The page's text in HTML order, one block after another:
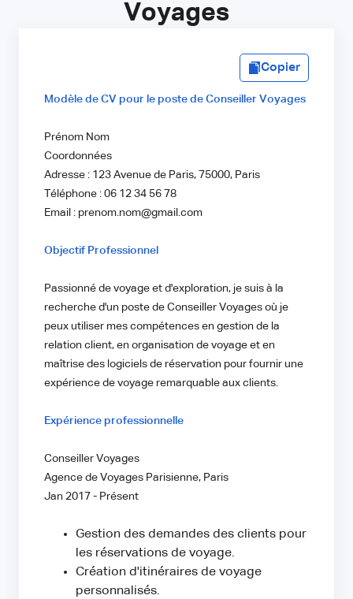
Voyages
Copier
Modèle de CV pour le poste de Conseiller Voyages
Prénom Nom
Coordonnées
Adresse : 123 Avenue de Paris, 75000, Paris
Téléphone : 06 12 34 56 78
Email : prenom.nom@gmail.com
Objectif Professionnel
Passionné de voyage et d'exploration, je suis à la
recherche d'un poste de Conseiller Voyages où je
peux utiliser mes compétences en gestion de la
relation client, en organisation de voyage et en
maîtrise des logiciels de réservation pour fournir une
expérience de voyage remarquable aux clients.
Expérience professionnelle
Conseiller Voyages
Agence de Voyages Parisienne, Paris
Jan 2017 - Présent
Gestion des demandes des clients pour
les réservations de voyage.
Création d'itinéraires de voyage
personnalisés.